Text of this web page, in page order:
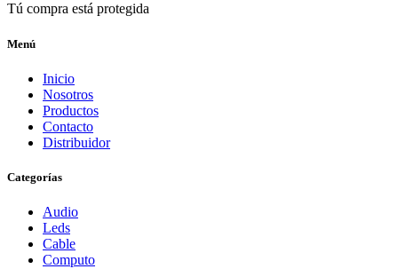
Tú compra está protegida
Menú
Inicio
Nosotros
Productos
Contacto
Distribuidor
Categorías
Audio
Leds
Cable
Computo